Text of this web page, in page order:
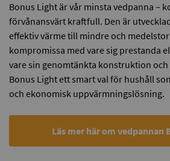
Bonus Light är vår minsta vedpanna –
förvånansvärt kraftfull. Den är
effektiv värme till mindre och
kompromissa med vare sig prestanda
vare sin genomtänkta konstruktion
Bonus Light ett smart val för hushåll
och ekonomisk uppvärmningslösning.
Läs mer här om vedpannan